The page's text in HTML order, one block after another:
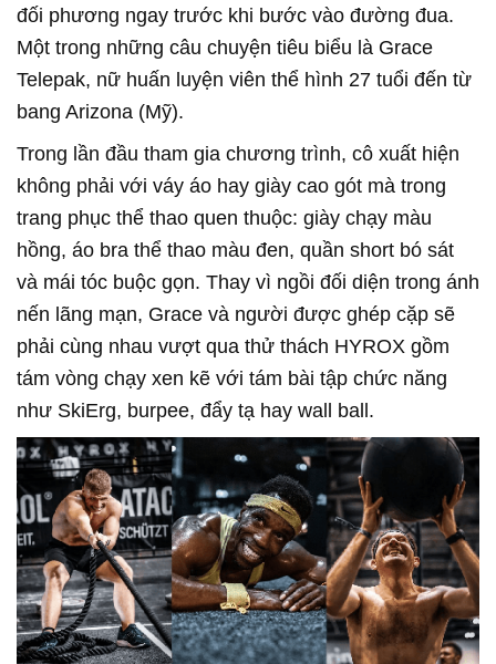
đối phương ngay trước khi bước vào đường đua.
Một trong những câu chuyện tiêu biểu là Grace
Telepak, nữ huấn luyện viên thể hình 27 tuổi đến từ
bang Arizona (Mỹ).
Trong lần đầu tham gia chương trình, cô xuất hiện
không phải với váy áo hay giày cao gót mà trong
trang phục thể thao quen thuộc: giày chạy màu
hồng, áo bra thể thao màu đen, quần short bó sát
và mái tóc buộc gọn. Thay vì ngồi đối diện trong ánh
nến lãng mạn, Grace và người được ghép cặp sẽ
phải cùng nhau vượt qua thử thách HYROX gồm
tám vòng chạy xen kẽ với tám bài tập chức năng
như SkiErg, burpee, đẩy tạ hay wall ball.